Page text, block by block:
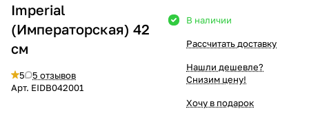
Imperial
(Императорская) 42
см
5
5 отзывов
Арт. EIDB042001
В наличии
Рассчитать доставку
Нашли дешевле?
Снизим цену!
Хочу в подарок